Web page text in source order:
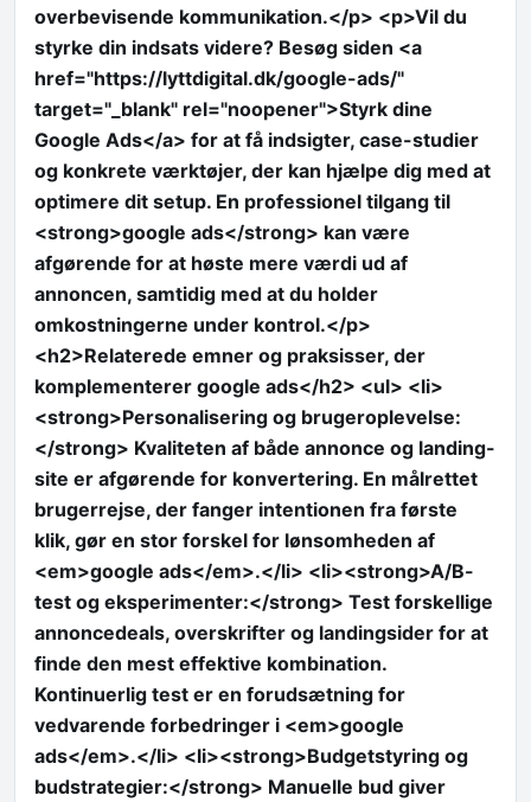
overbevisende kommunikation.</p> <p>Vil du
styrke din indsats videre? Besøg siden <a
href="https://lyttdigital.dk/google-ads/"
target="_blank" rel="noopener">Styrk dine
Google Ads</a> for at få indsigter, case-studier
og konkrete værktøjer, der kan hjælpe dig med at
optimere dit setup. En professionel tilgang til
<strong>google ads</strong> kan være
afgørende for at høste mere værdi ud af
annoncen, samtidig med at du holder
omkostningerne under kontrol.</p>
<h2>Relaterede emner og praksisser, der
komplementerer google ads</h2> <ul> <li>
<strong>Personalisering og brugeroplevelse:
</strong> Kvaliteten af både annonce og landing-
site er afgørende for konvertering. En målrettet
brugerrejse, der fanger intentionen fra første
klik, gør en stor forskel for lønsomheden af
<em>google ads</em>.</li> <li><strong>A/B-
test og eksperimenter:</strong> Test forskellige
annoncedeals, overskrifter og landingsider for at
finde den mest effektive kombination.
Kontinuerlig test er en forudsætning for
vedvarende forbedringer i <em>google
ads</em>.</li> <li><strong>Budgetstyring og
budstrategier:</strong> Manuelle bud giver